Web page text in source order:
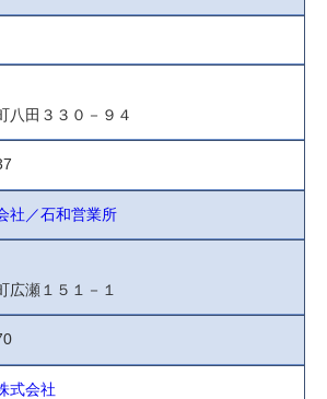
八田３３０－９４
社／石和営業所
広瀬１５１－１
式会社